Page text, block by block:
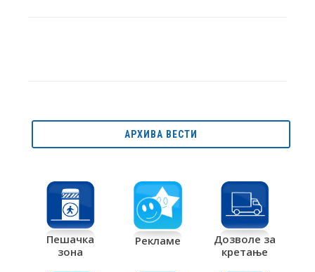
АРХИВА ВЕСТИ
Пешачка
зона
Рекламе
Дозволе за
кретање